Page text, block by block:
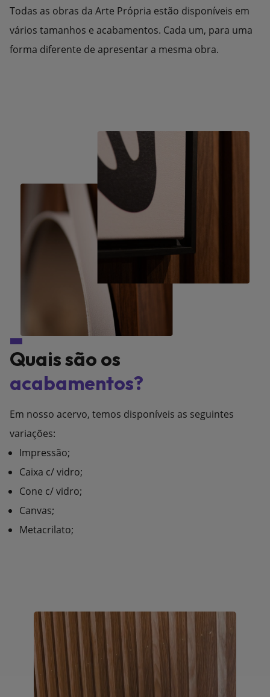
Todas as obras da Arte Própria estão disponíveis em
vários tamanhos e acabamentos. Cada um, para uma
forma diferente de apresentar a mesma obra.
Quais são os
acabamentos?
Em nosso acervo, temos disponíveis as seguintes
variações:
Impressão;
Caixa c/ vidro;
Cone c/ vidro;
Canvas;
Metacrilato;